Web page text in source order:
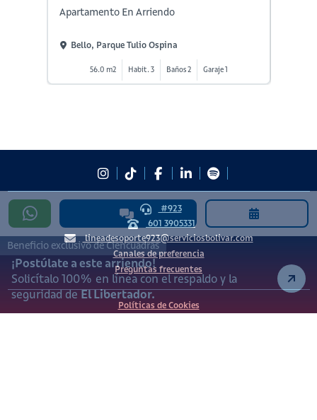
Beneficio exclusivo de Ciencuadras
¡Postúlate a este arriendo!
Solicítalo 100% en línea con el respaldo y la
seguridad deEl Libertador.
Apartamento En Arriendo
Bello, Parque Tulio Ospina
56.0 m2 Habit. 3 Baños 2 Garaje 1
#923
601 3905331
lineadesoporte923@serviciosbolivar.com
Canales de preferencia
Preguntas frecuentes
Políticas de Cookies